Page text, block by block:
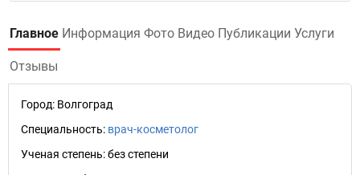
Главное Информация Фото Видео Публикации Услуги
Отзывы
Город: Волгоград
Специальность: врач-косметолог
Ученая степень:без степени